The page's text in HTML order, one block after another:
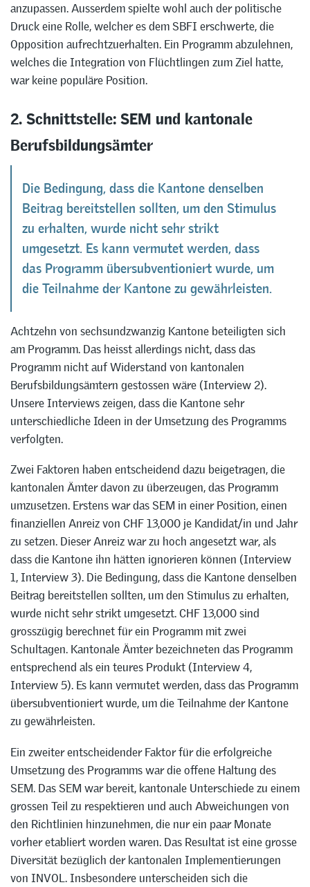
anzupassen. Ausserdem spielte wohl auch der politische
Druck eine Rolle, welcher es dem SBFI erschwerte, die
Opposition aufrechtzuerhalten. Ein Programm abzulehnen,
welches die Integration von Flüchtlingen zum Ziel hatte,
war keine populäre Position.
2. Schnittstelle: SEM und kantonale
Berufsbildungsämter
Die Bedingung, dass die Kantone denselben
Beitrag bereitstellen sollten, um den Stimulus
zu erhalten, wurde nicht sehr strikt
umgesetzt. Es kann vermutet werden, dass
das Programm übersubventioniert wurde, um
die Teilnahme der Kantone zu gewährleisten.
Achtzehn von sechsundzwanzig Kantone beteiligten sich
am Programm. Das heisst allerdings nicht, dass das
Programm nicht auf Widerstand von kantonalen
Berufsbildungsämtern gestossen wäre (Interview 2).
Unsere Interviews zeigen, dass die Kantone sehr
unterschiedliche Ideen in der Umsetzung des Programms
verfolgten.
Zwei Faktoren haben entscheidend dazu beigetragen, die
kantonalen Ämter davon zu überzeugen, das Programm
umzusetzen. Erstens war das SEM in einer Position, einen
finanziellen Anreiz von CHF 13,000 je Kandidat/in und Jahr
zu setzen. Dieser Anreiz war zu hoch angesetzt war, als
dass die Kantone ihn hätten ignorieren können (Interview
1, Interview 3). Die Bedingung, dass die Kantone denselben
Beitrag bereitstellen sollten, um den Stimulus zu erhalten,
wurde nicht sehr strikt umgesetzt. CHF 13,000 sind
grosszügig berechnet für ein Programm mit zwei
Schultagen. Kantonale Ämter bezeichneten das Programm
entsprechend als ein teures Produkt (Interview 4,
Interview 5). Es kann vermutet werden, dass das Programm
übersubventioniert wurde, um die Teilnahme der Kantone
zu gewährleisten.
Ein zweiter entscheidender Faktor für die erfolgreiche
Umsetzung des Programms war die offene Haltung des
SEM. Das SEM war bereit, kantonale Unterschiede zu einem
grossen Teil zu respektieren und auch Abweichungen von
den Richtlinien hinzunehmen, die nur ein paar Monate
vorher etabliert worden waren. Das Resultat ist eine grosse
Diversität bezüglich der kantonalen Implementierungen
von INVOL. Insbesondere unterscheiden sich die